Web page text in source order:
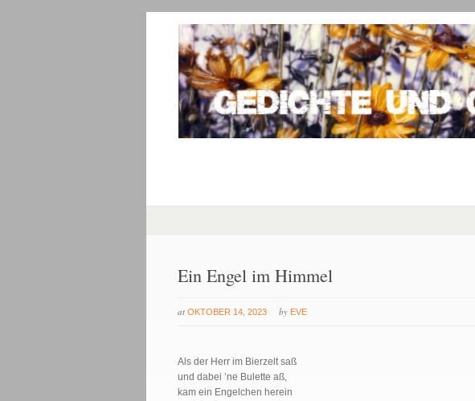
Ein Engel im Himmel
at OKTOBER 14, 2023 by EVE
Als der Herr im Bierzelt saß
und dabei ’ne Bulette aß,
kam ein Engelchen herein